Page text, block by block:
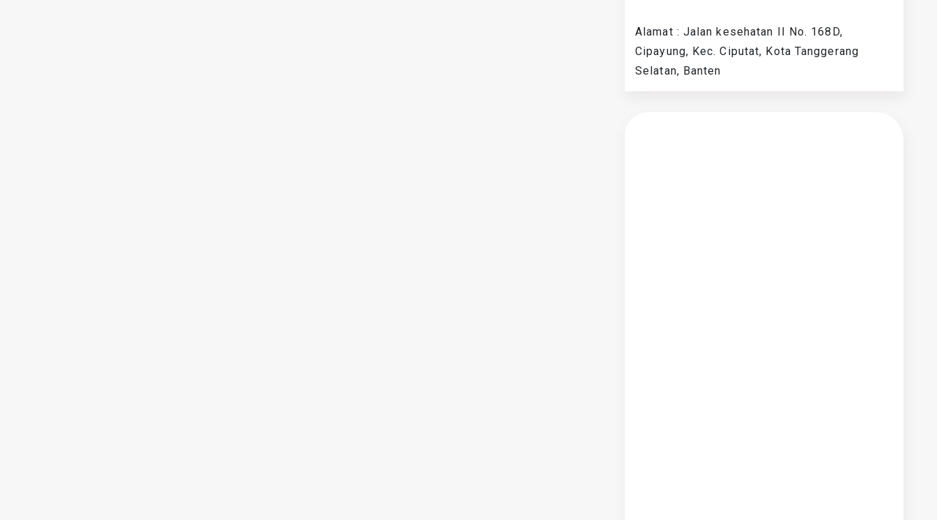
Alamat : Jalan kesehatan II No. 168D,
Cipayung, Kec. Ciputat, Kota Tanggerang
Selatan, Banten